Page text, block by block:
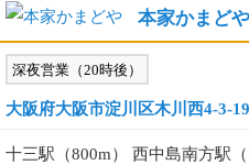
本家かまど
深夜営業（20時後）
大阪府大阪市淀川区木川西4-3-19
十三駅（800m） 西中島南方駅（